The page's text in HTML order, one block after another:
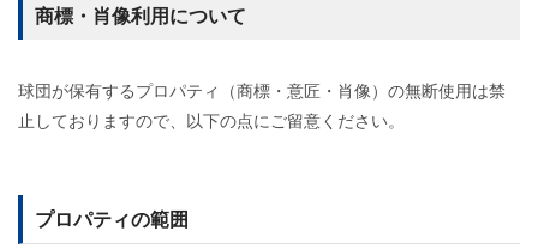
商標・肖像利用について
球団が保有するプロパティ（商標・意匠・肖像）の無断使用は禁
止しておりますので、以下の点にご留意ください。
プロパティの範囲